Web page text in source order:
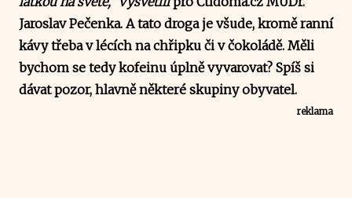
Jaroslav Pečenka. A tato droga je všude, kromě ranní
kávy třeba v lécích na chřipku či v čokoládě. Měli
bychom se tedy kofeinu úplně vyvarovat? Spíš si
dávat pozor, hlavně některé skupiny obyvatel.
reklama